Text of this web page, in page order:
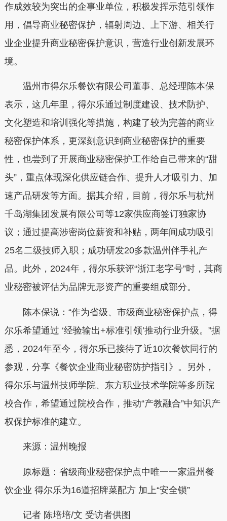
作成效较为突出的企事业单位，积极发挥示范引领作
用，倡导商业秘密保护，辐射周边、上下游、相关行
业企业提升商业秘密保护意识，营造行业创新发展环
境。
温州市得尔乐餐饮有限公司董事、总经理陈本保
表示，这几年里，得尔乐通过制度建设、技术防护、
文化塑造和培训强化等措施，构建了较为完善的商业
秘密保护体系，更深刻意识到商业秘密保护的重要
性，也尝到了开展商业秘密保护工作给自己带来的“甜
头”，重点体现深化供应链合作、提升人才吸引力、加
速产品研发等方面。据其介绍，目前，得尔乐与杭州
千岛湖集团发展有限公司等12家供应商签订独家协
议；通过提高涉密岗位薪资和补贴，两年间成功吸引
25名二级技师入职；成功研发20多款温州伴手礼产
品。此外，2024年，得尔乐获评“浙江老字号”时，其商
业秘密被评估为品牌无形资产的重要组成部分。
陈本保说：“作为省级、市级商业秘密保护点，得
尔乐希望通过 ‘经验输出+标准引领’推动行业升级。”据
悉，2024年至今，得尔乐已接待了近10次餐饮同行的
参观，分享《餐饮企业商业秘密防护指引》。另外，
得尔乐与温州技师学院、东方职业技术学院等多所院
校合作，希望通过院校合作，推动“产教融合”中知识产
权保护标准的建立。
来源：温州晚报
原标题：省级商业秘密保护点中唯一一家温州餐
饮企业 得尔乐为16道招牌菜配方 加上“安全锁”
记者 陈培培/文 受访者供图